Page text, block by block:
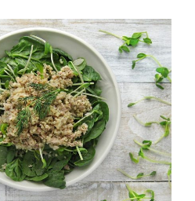
ti
favorite
products